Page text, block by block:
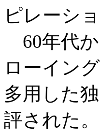
ピレーシ
60年代か
ローイン
多用した
評された